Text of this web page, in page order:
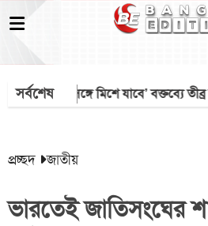
সর্বশেষসঙ্গে মিশে যাবে’ বক্তব্যে তীব্র
প্রচ্ছদ জাতীয়
ভারতেই জাতিসংঘের